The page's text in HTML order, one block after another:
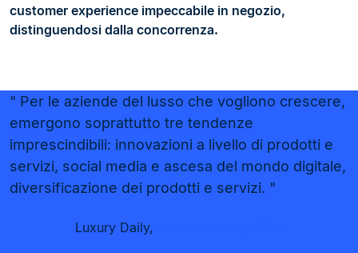
customer experience impeccabile in negozio,
distinguendosi dalla concorrenza.
Per le aziende del lusso che vogliono crescere,
emergono soprattutto tre tendenze
imprescindibili: innovazioni a livello di prodotti e
servizi, social media e ascesa del mondo digitale,
diversificazione dei prodotti e servizi.
Luxury Daily,